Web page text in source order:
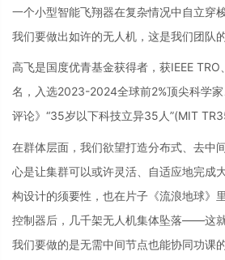
一个小型智能飞翔器在复杂情况中自立穿
我们要做出如许的无人机，这是我们团队的
高飞是国度优青基金获得者，获IEEE
名，入选2023-2024全球前2%顶尖科学
评论》“35岁以下科技立异35人”(MIT
在群体层面，我们欲望打造分布式、去
心是让集群可以或许灵活、自适应地完成
构设计的须要性，也在片子《流浪地球》
控制器后，几千架无人机集体坠落——这就
我们要做的是无需中间节点也能协同功课